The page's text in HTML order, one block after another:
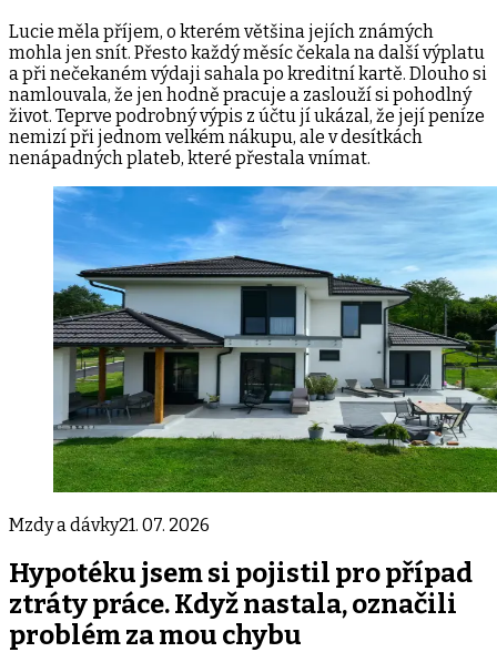
Lucie měla příjem, o kterém většina jejích známých
mohla jen snít. Přesto každý měsíc čekala na další výplatu
a při nečekaném výdaji sahala po kreditní kartě. Dlouho si
namlouvala, že jen hodně pracuje a zaslouží si pohodlný
život. Teprve podrobný výpis z účtu jí ukázal, že její peníze
nemizí při jednom velkém nákupu, ale v desítkách
nenápadných plateb, které přestala vnímat.
Mzdy a dávky21. 07. 2026
Hypotéku jsem si pojistil pro případ
ztráty práce. Když nastala, označili
problém za mou chybu